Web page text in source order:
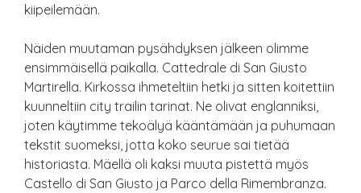
kiipeilemään.
Näiden muutaman pysähdyksen jälkeen olimme
ensimmäisellä paikalla. Cattedrale di San Giusto
Martirella. Kirkossa ihmeteltiin hetki ja sitten koitettiin
kuunneltiin city trailin tarinat. Ne olivat englanniksi,
joten käytimme tekoälyä kääntämään ja puhumaan
tekstit suomeksi, jotta koko seurue sai tietää
historiasta. Mäellä oli kaksi muuta pistettä myös
Castello di San Giusto ja Parco della Rimembranza.